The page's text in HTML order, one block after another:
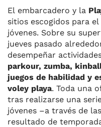
El embarcadero y la
sitios escogidos para
jóvenes. Sobre su
jueves pasado
desempeñar
parkour, zumba,
juegos de habilidad y
voley playa. Toda una
tras realizarse una
jóvenes –a través de
resultado de